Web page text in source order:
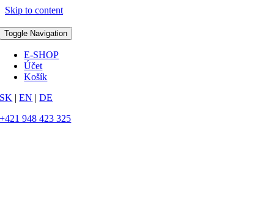
Skip to content
Toggle Navigation
E-SHOP
Účet
Košík
SK |EN |DE
+421 948 423 325